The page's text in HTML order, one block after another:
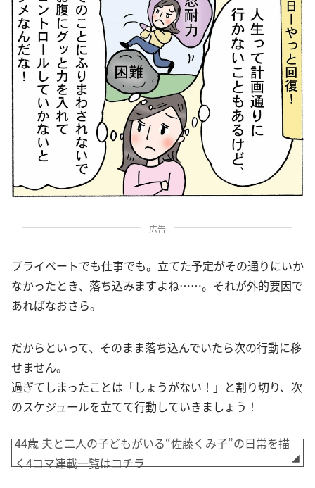
広告
プライベートでも仕事でも。立てた予定がその通りにいか
なかったとき、落ち込みますよね……。それが外的要因で
あればなおさら。
だからといって、そのまま落ち込んでいたら次の行動に移
せません。
過ぎてしまったことは「しょうがない！」と割り切り、次
のスケジュールを立てて行動していきましょう！
44歳 夫と二人の子どもがいる“佐藤くみ子”の日常を描
く4コマ連載一覧はコチラ